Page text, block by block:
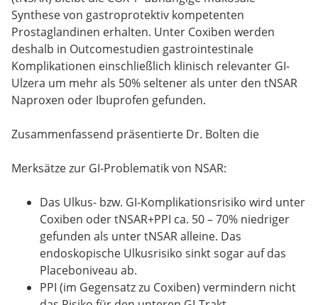
Synthese von gastroprotektiv kompetenten
Prostaglandinen erhalten. Unter Coxiben werden
deshalb in Outcomestudien gastrointestinale
Komplikationen einschließlich klinisch relevanter GI-
Ulzera um mehr als 50% seltener als unter den tNSAR
Naproxen oder Ibuprofen gefunden.
Zusammenfassend präsentierte Dr. Bolten die
Merksätze zur GI-Problematik von NSAR:
Das Ulkus- bzw. GI-Komplikationsrisiko wird unter
Coxiben oder tNSAR+PPI ca. 50 – 70% niedriger
gefunden als unter tNSAR alleine. Das
endoskopische Ulkusrisiko sinkt sogar auf das
Placeboniveau ab.
PPI (im Gegensatz zu Coxiben) vermindern nicht